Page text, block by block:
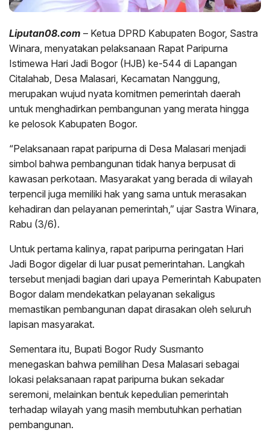
Liputan08.com – Ketua DPRD Kabupaten Bogor, Sastra
Winara, menyatakan pelaksanaan Rapat Paripurna
Istimewa Hari Jadi Bogor (HJB) ke-544 di Lapangan
Citalahab, Desa Malasari, Kecamatan Nanggung,
merupakan wujud nyata komitmen pemerintah daerah
untuk menghadirkan pembangunan yang merata hingga
ke pelosok Kabupaten Bogor.
“Pelaksanaan rapat paripurna di Desa Malasari menjadi
simbol bahwa pembangunan tidak hanya berpusat di
kawasan perkotaan. Masyarakat yang berada di wilayah
terpencil juga memiliki hak yang sama untuk merasakan
kehadiran dan pelayanan pemerintah,” ujar Sastra Winara,
Rabu (3/6).
Untuk pertama kalinya, rapat paripurna peringatan Hari
Jadi Bogor digelar di luar pusat pemerintahan. Langkah
tersebut menjadi bagian dari upaya Pemerintah Kabupaten
Bogor dalam mendekatkan pelayanan sekaligus
memastikan pembangunan dapat dirasakan oleh seluruh
lapisan masyarakat.
Sementara itu, Bupati Bogor Rudy Susmanto
menegaskan bahwa pemilihan Desa Malasari sebagai
lokasi pelaksanaan rapat paripurna bukan sekadar
seremoni, melainkan bentuk kepedulian pemerintah
terhadap wilayah yang masih membutuhkan perhatian
pembangunan.